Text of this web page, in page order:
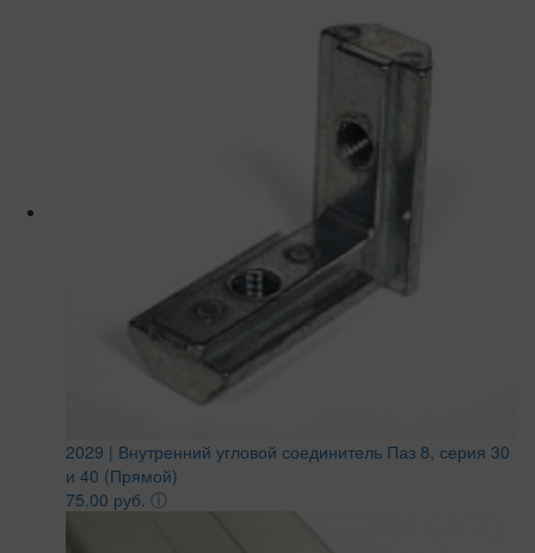
2029 | Внутренний угловой соединитель Паз 8, серия 30
и 40 (Прямой)
75.00 руб. ⓘ